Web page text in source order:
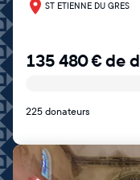
ST ETIENNE DU GRES
135 480€de
225 donateurs